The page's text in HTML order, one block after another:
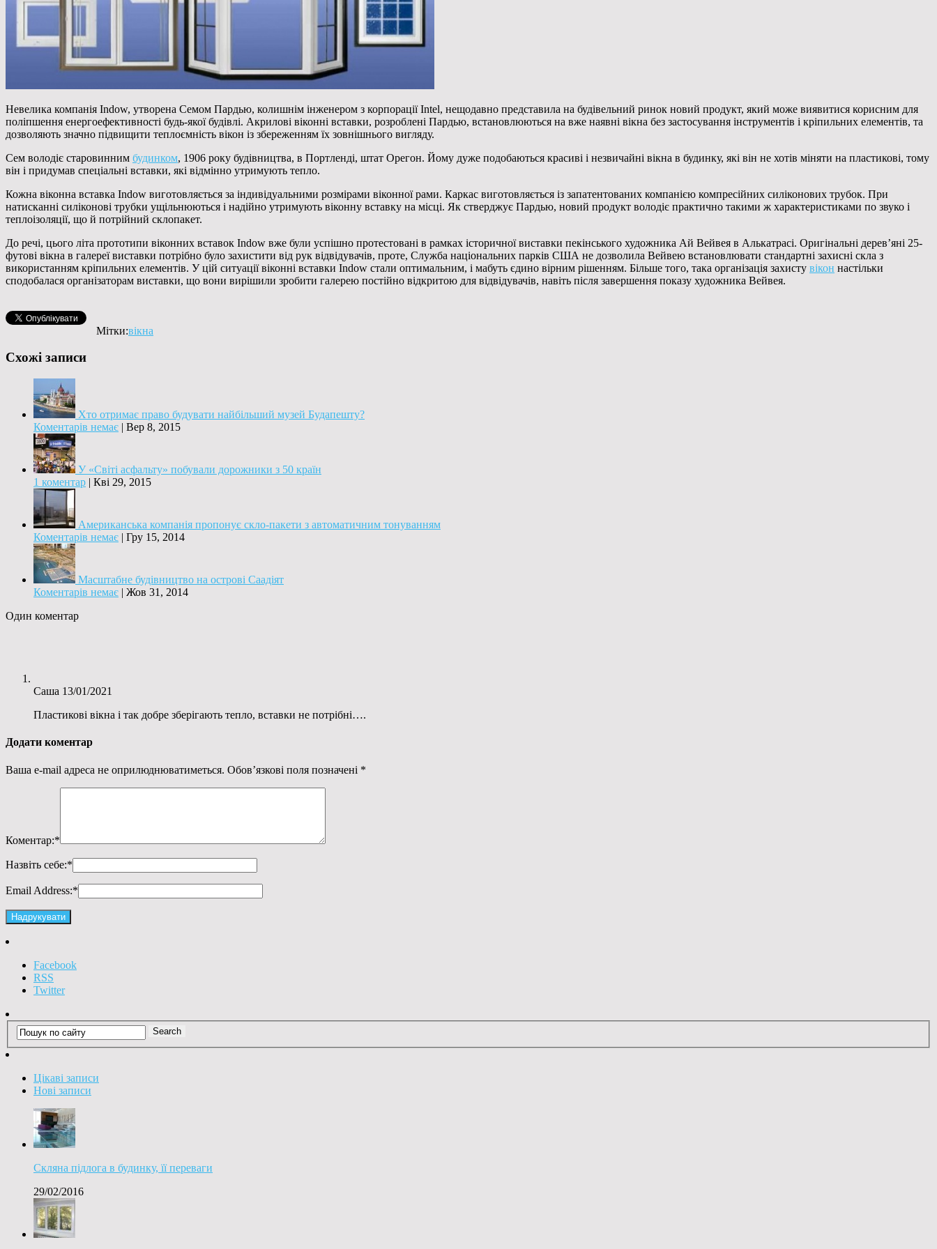
Невелика компанія Indow, утворена Семом Пардью, колишнім інженером з корпорації Intel, нещодавно представила на будівельний ринок новий продукт, який може виявитися корисним для
поліпшення енергоефективності будь-якої будівлі. Акрилові віконні вставки, розроблені Пардью, встановлюються на вже наявні вікна без застосування інструментів і кріпильних елементів, та
дозволяють значно підвищити теплоємність вікон із збереженням їх зовнішнього вигляду.
Сем володіє старовинним будинком, 1906 року будівництва, в Портленді, штат Орегон. Йому дуже подобаються красиві і незвичайні вікна в будинку, які він не хотів міняти на пластикові, тому
він і придумав спеціальні вставки, які відмінно утримують тепло.
Кожна віконна вставка Indow виготовляється за індивідуальними розмірами віконної рами. Каркас виготовляється із запатентованих компанією компресійних силіконових трубок. При
натисканні силіконові трубки ущільнюються і надійно утримують віконну вставку на місці. Як стверджує Пардью, новий продукт володіє практично такими ж характеристиками по звуко і
теплоізоляції, що й потрійний склопакет.
До речі, цього літа прототипи віконних вставок Indow вже були успішно протестовані в рамках історичної виставки пекінського художника Ай Вейвея в Алькатрасі. Оригінальні дерев’яні 25-
футові вікна в галереї виставки потрібно було захистити від рук відвідувачів, проте, Служба національних парків США не дозволила Вейвею встановлювати стандартні захисні скла з
використанням кріпильних елементів. У цій ситуації віконні вставки Indow стали оптимальним, і мабуть єдино вірним рішенням. Більше того, така організація захисту вікон настільки
сподобалася організаторам виставки, що вони вирішили зробити галерею постійно відкритою для відвідувачів, навіть після завершення показу художника Вейвея.
Мітки:вікна
Схожі записи
Хто отримає право будувати найбільший музей Будапешту?
Коментарів немає | Вер 8, 2015
У «Світі асфальту» побували дорожники з 50 країн
1 коментар | Кві 29, 2015
Американська компанія пропонує скло-пакети з автоматичним тонуванням
Коментарів немає | Гру 15, 2014
Масштабне будівництво на острові Саадіят
Коментарів немає | Жов 31, 2014
Один коментар
Саша 13/01/2021
Пластикові вікна і так добре зберігають тепло, вставки не потрібні….
Додати коментар
Ваша e-mail адреса не оприлюднюватиметься. Обов’язкові поля позначені *
Коментар:*
Назвіть себе:*
Email Address:*
Facebook
RSS
Twitter
Цікаві записи
Нові записи
Скляна підлога в будинку, її переваги
29/02/2016